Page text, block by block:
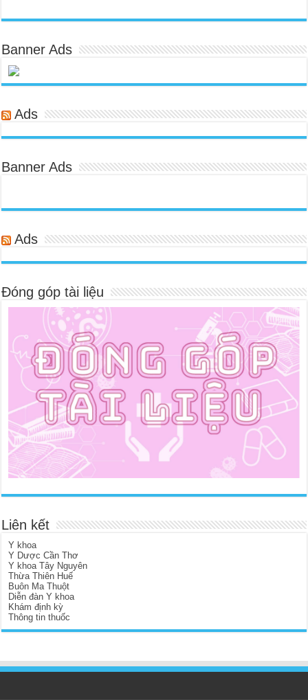
Banner Ads
Ads
Banner Ads
Ads
Đóng góp tài liệu
Liên kết
Y khoa
Y Dược Cần Thơ
Y khoa Tây Nguyên
Thừa Thiên Huế
Buôn Ma Thuột
Diễn đàn Y khoa
Khám định kỳ
Thông tin thuốc